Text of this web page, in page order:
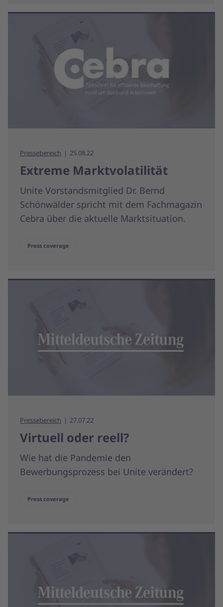
Pressebereich 25.08.22
Extreme Marktvolatilität
Unite Vorstandsmitglied Dr. Bernd
Schönwälder spricht mit dem Fachmagazin
Cebra über die aktuelle Marktsituation.
Press coverage
Pressebereich 27.07.22
Virtuell oder reell?
Wie hat die Pandemie den
Bewerbungsprozess bei Unite verändert?
Press coverage